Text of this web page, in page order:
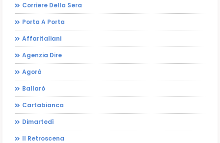
Corriere Della Sera
Porta A Porta
Affaritaliani
Agenzia Dire
Agorà
Ballarò
Cartabianca
Dimartedì
Il Retroscena